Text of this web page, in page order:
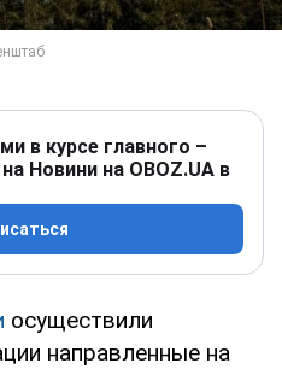
в курсе главного –
Новини на OBOZ.UA в
осуществили
направленные на